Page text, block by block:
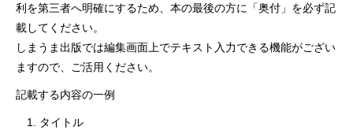
利を第三者へ明確にするため、本の最後の方に「奥付」を必ず記
載してください。
しまうま出版では編集画面上でテキスト入力できる機能がござい
ますので、ご活用ください。
記載する内容の一例
タイトル